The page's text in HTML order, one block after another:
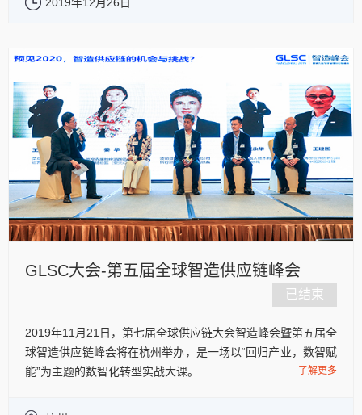
GLSC大会-第五届全球智造供应链峰会
已结束
2019年11月21日，第七届全球供应链大会智造峰会暨第五届全
球智造供应链峰会将在杭州举办，是一场以“回归产业，数智赋
能”为主题的数智化转型实战大课。
了解更多